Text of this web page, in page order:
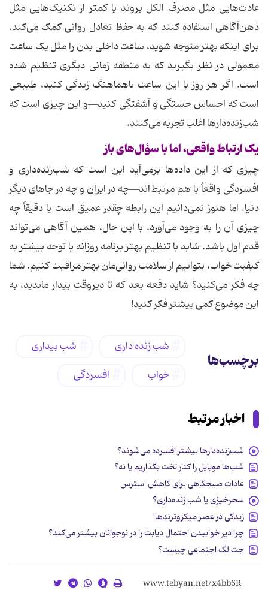
عادت‌هایی مثل مصرف الکل بروند یا کمتر از تکنیک‌هایی مثل
ذهن‌آگاهی استفاده کنند که به حفظ تعادل روانی کمک می‌کند.
برای اینکه بهتر متوجه شوید، ساعت داخلی بدن را مثل یک ساعت
معمولی در نظر بگیرید که به منطقه زمانی دیگری تنظیم شده
است. اگر هر روز با این ساعت ناهماهنگ زندگی کنید، طبیعی
است که احساس خستگی و آشفتگی کنید—و این چیزی است که
شب‌زنده‌دارها اغلب تجربه می‌کنند.
یک ارتباط واقعی، اما با سؤال‌های باز
چیزی که از این داده‌ها برمی‌آید این است که شب‌زنده‌داری و
افسردگی واقعاً با هم مرتبط‌اند—چه در ایران و چه در جاهای دیگر
دنیا. اما هنوز نمی‌دانیم این رابطه چقدر عمیق است یا دقیقاً چه
چیزی آن را به وجود می‌آورد. با این حال، همین آگاهی می‌تواند
قدم اول باشد. شاید با تنظیم بهتر برنامه روزانه یا توجه بیشتر به
کیفیت خواب، بتوانیم از سلامت روانی‌مان بهتر مراقبت کنیم. شما
چه فکر می‌کنید؟ شاید دفعه بعد که تا دیروقت بیدار ماندید، به
این موضوع کمی بیشتر فکر کنید!
برچسب‌ها
شب زنده داری
شب بیداری
خواب
افسردگی
اخبار مرتبط
شب‌زنده‌دارها بیشتر افسرده می‌شوند؟
شب‌ها موبایل را کنار تخت بگذاریم یا نه؟
عادات صبحگاهی برای کاهش استرس
سحرخیزی یا شب زنده‌داری؟
زندگی در عصر میکروترندها!
چرا دیر خوابیدن احتمال دیابت را در نوجوانان بیشتر می‌کند؟
جت لگ اجتماعی چیست؟